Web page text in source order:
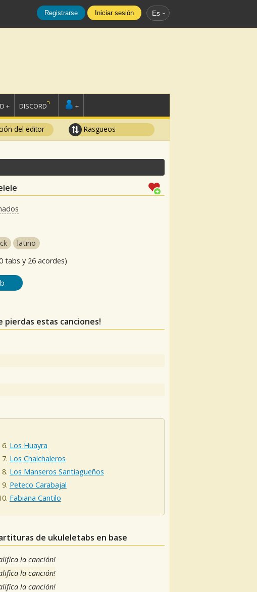
Registrarse Iniciar sesión Es
+ DISCORD +
del editor Rasgueos
latino
tabs y 26 acordes)
pierdas estas canciones!
Los Huayra
Los Chalchaleros
Los Manseros Santiagueños
Peteco Carabajal
Fabiana Cantilo
de ukuleletabs en base
la canción!
la canción!
la canción!